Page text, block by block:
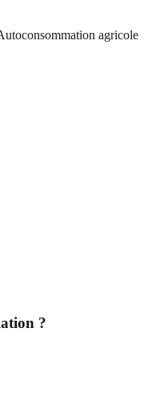
agricole
?